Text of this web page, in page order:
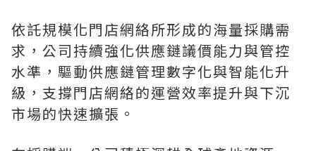
依託規模化門店網絡所形成的海量採購需
求，公司持續強化供應鏈議價能力與管控
水準，驅動供應鏈管理數字化與智能化升
級，支撐門店網絡的運營效率提升與下沉
市場的快速擴張。